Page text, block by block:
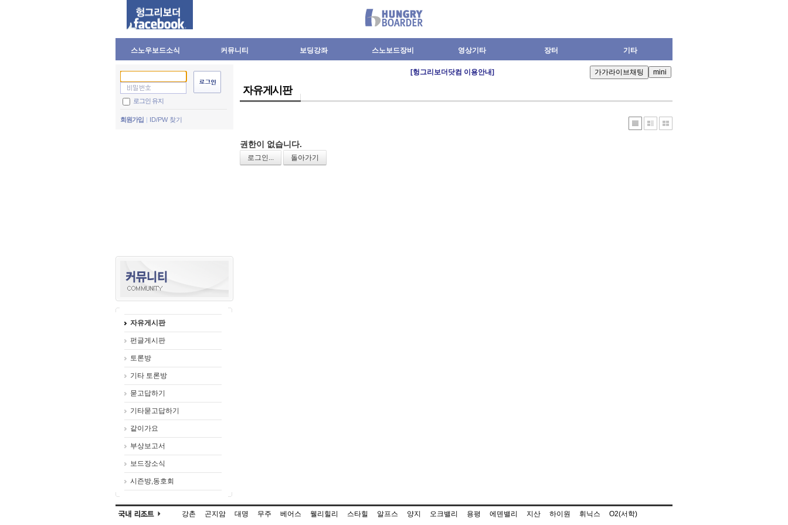
스노우보드소식 커뮤니티 보딩강좌 스노보드장비 영상기타 장터 기타
로그인 유지
회원가입 ID/PW 찾기
자유게시판
펀글게시판
토론방
기타 토론방
묻고답하기
기타묻고답하기
같이가요
부상보고서
보드장소식
시즌방,동호회
[헝그리보더닷컴 이용안내]
자유게시판
권한이 없습니다.
로그인... 돌아가기
강촌 곤지암 대명 무주 베어스 웰리힐리 스타힐 알프스 양지 오크밸리 용평 에덴밸리 지산 하이원 휘닉스 O2(서학)